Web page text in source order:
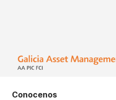
Conocenos